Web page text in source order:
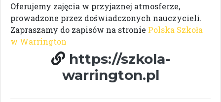
Oferujemy zajęcia w przyjaznej atmosferze,
prowadzone przez doświadczonych nauczycieli.
Zapraszamy do zapisów na stronie Polska Szkoła
w Warrington
https://szkola-
warrington.pl